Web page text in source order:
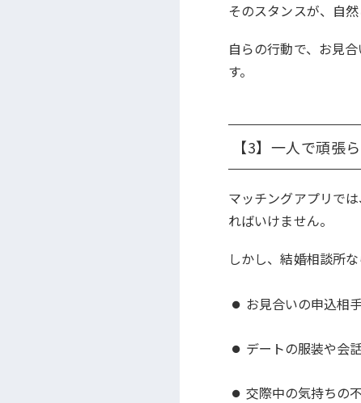
そのスタンスが、自
自らの行動で、お見
す。
【3】一人で頑張
マッチングアプリで
ればいけません。
しかし、結婚相談所
お見合いの申込相
デートの服装や会
交際中の気持ちの